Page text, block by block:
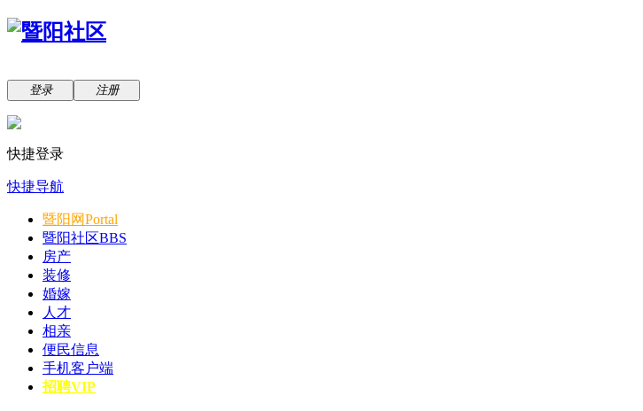
登录 注册
快捷登录
快捷导航
暨阳网Portal
暨阳社区BBS
房产
装修
婚嫁
人才
相亲
便民信息
手机客户端
招聘VIP